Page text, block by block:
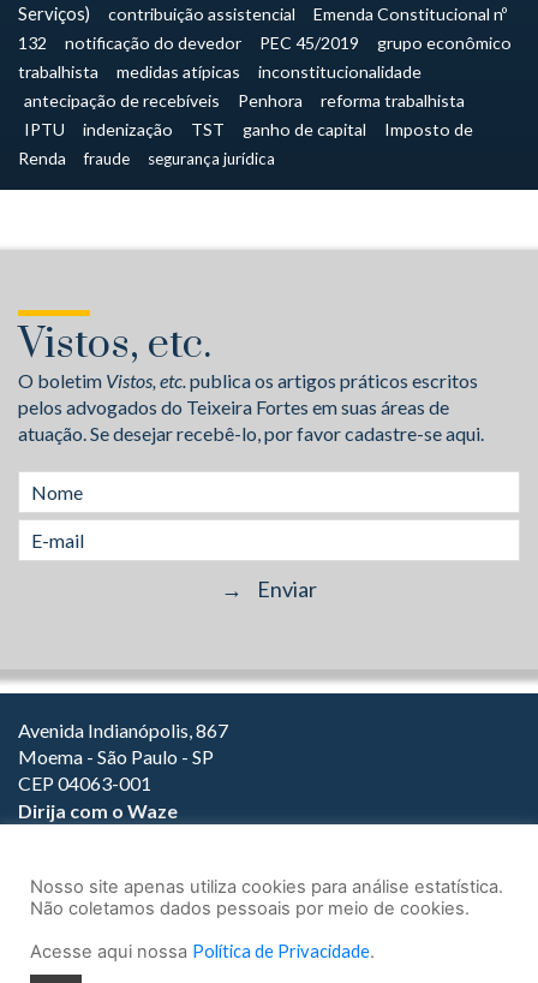
Serviços)
contribuição assistencial
Emenda Constitucional nº
132
notificação do devedor PEC 45/2019
grupo econômico
trabalhista
medidas atípicas
inconstitucionalidade
antecipação de recebíveis
Penhora
reforma trabalhista
IPTU
indenização TST ganho de capital
Imposto de
Renda
fraude segurança jurídica
Vistos, etc.
O boletim Vistos, etc.publica os artigos práticos escritos
pelos advogados do Teixeira Fortes em suas áreas de
atuação. Se desejar recebê-lo, por favor cadastre-se aqui.
Avenida Indianópolis, 867
Moema - São Paulo - SP
CEP 04063-001
Dirija com o Waze
(11) 3147-1800
Nosso site apenas utiliza cookies para análise estatística.
Não coletamos dados pessoais por meio de cookies.
Acesse aqui nossa Política de Privacidade.